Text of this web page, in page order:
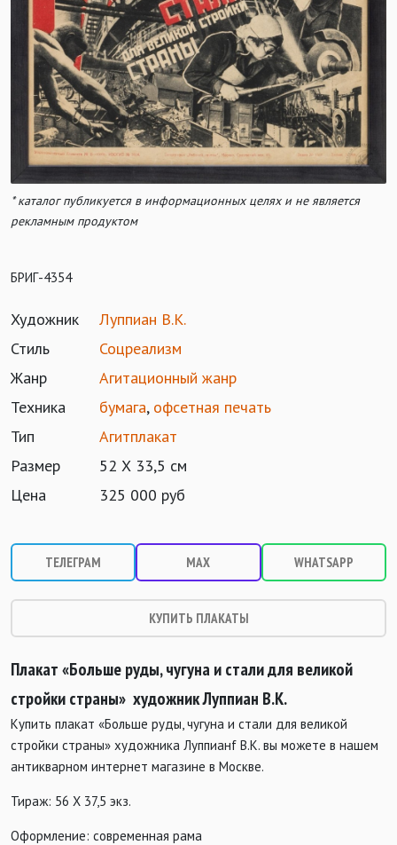
* каталог публикуется в информационных целях и не является
рекламным продуктом
БРИГ-4354
Художник
Луппиан В.К.
Стиль
Соцреализм
Жанр
Агитационный жанр
Техника
бумага, офсетная печать
Тип
Агитплакат
Размер
52 Х 33,5 см
Цена
325 000 руб
ТЕЛЕГРАМ MAX WHATSAPP
КУПИТЬ ПЛАКАТЫ
Плакат «Больше руды, чугуна и стали для великой
стройки страны» художник Луппиан В.К.
Купить плакат «Больше руды, чугуна и стали для великой
стройки страны» художника Луппианf В.К. вы можете в нашем
антикварном интернет магазине в Москве.
Тираж: 56 Х 37,5 экз.
Оформление: современная рама